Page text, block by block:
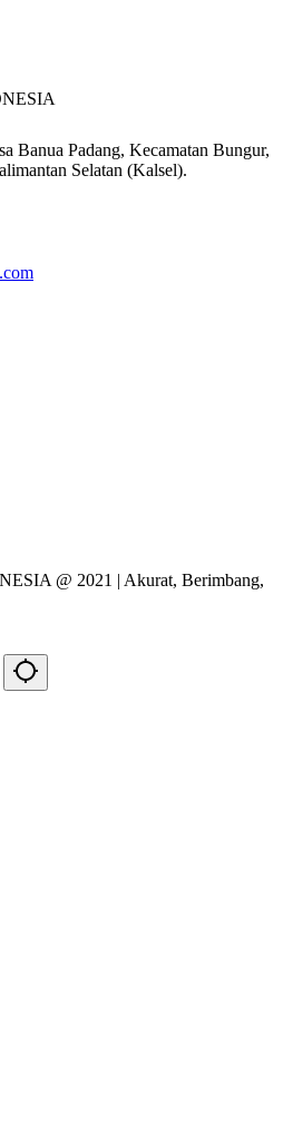
Banua Padang, Kecamatan Bungur,
Selatan (Kalsel).
@ 2021 | Akurat, Berimbang,